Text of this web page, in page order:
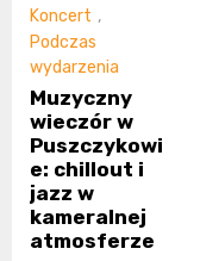
Koncert ,
Podczas
wydarzenia
Muzyczny
wieczór w
Puszczykowi
e: chillout i
jazz w
kameralnej
atmosferze